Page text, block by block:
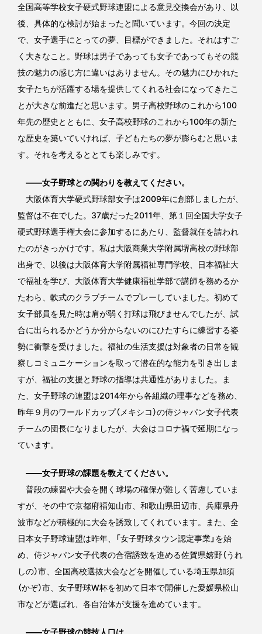
全国高等学校女子硬式野球連盟による意見交換会があり、以
後、具体的な検討が始まったと聞いています。今回の決定
で、女子選手にとっての夢、目標ができました。それはすご
く大きなこと。野球は男子であっても女子であってもその競
技の魅力の感じ方に違いはありません。その魅力にひかれた
女子たちが活躍する場を提供してくれる社会になってきたこ
とが大きな前進だと思います。男子高校野球のこれから100
年先の歴史とともに、女子高校野球のこれから100年の新た
な歴史を築いていければ、子どもたちの夢が膨らむと思いま
す。それを考えるととても楽しみです。
――女子野球との関わりを教えてください。
大阪体育大学硬式野球部女子は2009年に創部しましたが、
監督は不在でした。37歳だった2011年、第１回全国大学女子
硬式野球選手権大会に参加するにあたり、監督就任を請われ
たのがきっかけです。私は大阪商業大学附属堺高校の野球部
出身で、以後は大阪体育大学附属福祉専門学校、日本福祉大
で福祉を学び、大阪体育大学健康福祉学部で講師を務めるか
たわら、軟式のクラブチームでプレーしていました。初めて
女子部員を見た時は肩が弱く打球は飛びませんでしたが、試
合に出られるかどうか分からないのにひたすらに練習する姿
勢に衝撃を受けました。福祉の生活支援は対象者の日常を観
察しコミュニケーションを取って潜在的な能力を引き出しま
すが、福祉の支援と野球の指導は共通性がありました。ま
た、女子野球の連盟は2014年から各組織の理事などを務め、
昨年９月のワールドカップ（メキシコ）の侍ジャパン女子代表
チームの団長になりましたが、大会はコロナ禍で延期になっ
ています。
――女子野球の課題を教えてください。
普段の練習や大会を開く球場の確保が難しく苦慮していま
すが、その中で京都府福知山市、和歌山県田辺市、兵庫県丹
波市などが積極的に大会を誘致してくれています。また、全
日本女子野球連盟は昨年、「女子野球タウン認定事業」を始
め、侍ジャパン女子代表の合宿誘致を進める佐賀県嬉野（うれ
しの）市、全国高校選抜大会などを開催している埼玉県加須
（かぞ）市、女子野球W杯を初めて日本で開催した愛媛県松山
市などが選ばれ、各自治体が支援を進めています。
――女子野球の競技人口は。